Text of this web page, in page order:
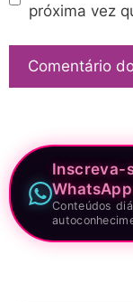
próxima vez
Inscreva-
WhatsApp
Conteúdos